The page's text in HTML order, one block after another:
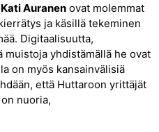
Kati Auranen ovat molemmat
ja käsillä tekeminen
Digitaalisuutta,
yhdistämällä he ovat
on myös kansainvälisiä
että Huttaroon yrittäjät
nuoria,